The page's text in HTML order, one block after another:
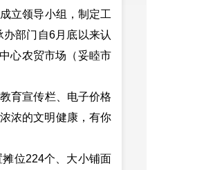
立领导小组，制定工
部门自6月底以来认
心农贸市场（妥睦市
育宣传栏、电子价格
浓的文明健康，有你
位224个、大小铺面